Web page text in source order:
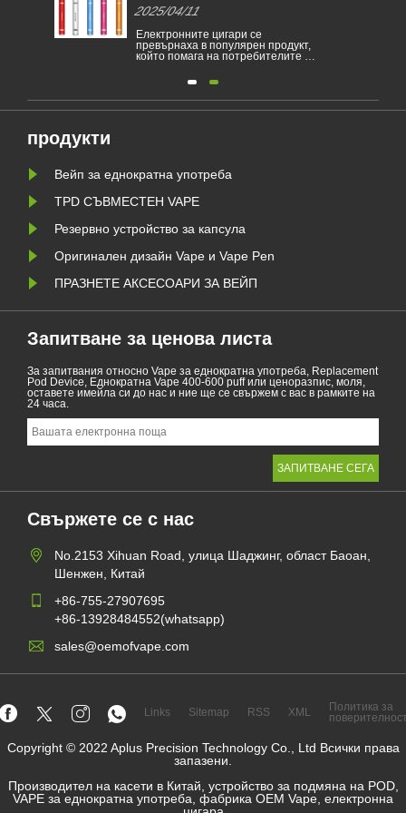
е
2025/04/11
Електронните цигари се
превърнаха в популярен продукт,
който помага на потребителите да
се откажат от тютюнопушенето.
разпоредбите на електронните
цигари според различни страни.
продукти
Вейп за еднократна употреба
TPD СЪВМЕСТЕН ​​VAPE
Резервно устройство за капсула
Оригинален дизайн Vape и Vape Pen
ПРАЗНЕТЕ АКСЕСОАРИ ЗА ВЕЙП
Запитване за ценова листа
За запитвания относно Vape за еднократна употреба, Replacement
Pod Device, Еднократна Vape 400-600 puff или ценоразпис, моля,
оставете имейла си до нас и ние ще се свържем с вас в рамките на
24 часа.
Свържете се с нас
No.2153 Xihuan Road, улица Шаджинг, област Баоан,
Шенжен, Китай
+86-755-27907695
+86-13928484552(whatsapp)
sales@oemofvape.com
Links Sitemap RSS XML
Политика за
Copyright © 2022 Aplus Precision Technology Co., Ltd Всички права
запазени.
Производител на касети в Китай, устройство за подмяна на POD,
VAPE за еднократна употреба, фабрика OEM Vape, електронна